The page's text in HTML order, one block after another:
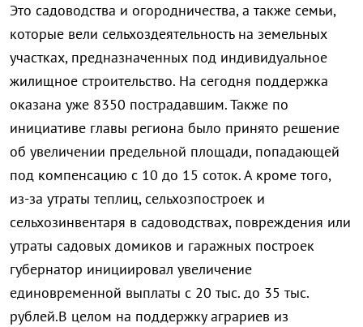
Это садоводства и огородничества, а также семьи,
которые вели сельхоздеятельность на земельных
участках, предназначенных под индивидуальное
жилищное строительство. На сегодня поддержка
оказана уже 8350 пострадавшим. Также по
инициативе главы региона было принято решение
об увеличении предельной площади, попадающей
под компенсацию с 10 до 15 соток. А кроме того,
из-за утраты теплиц, сельхозпостроек и
сельхозинвентаря в садоводствах, повреждения или
утраты садовых домиков и гаражных построек
губернатор инициировал увеличение
единовременной выплаты с 20 тыс. до 35 тыс.
рублей.В целом на поддержку аграриев из